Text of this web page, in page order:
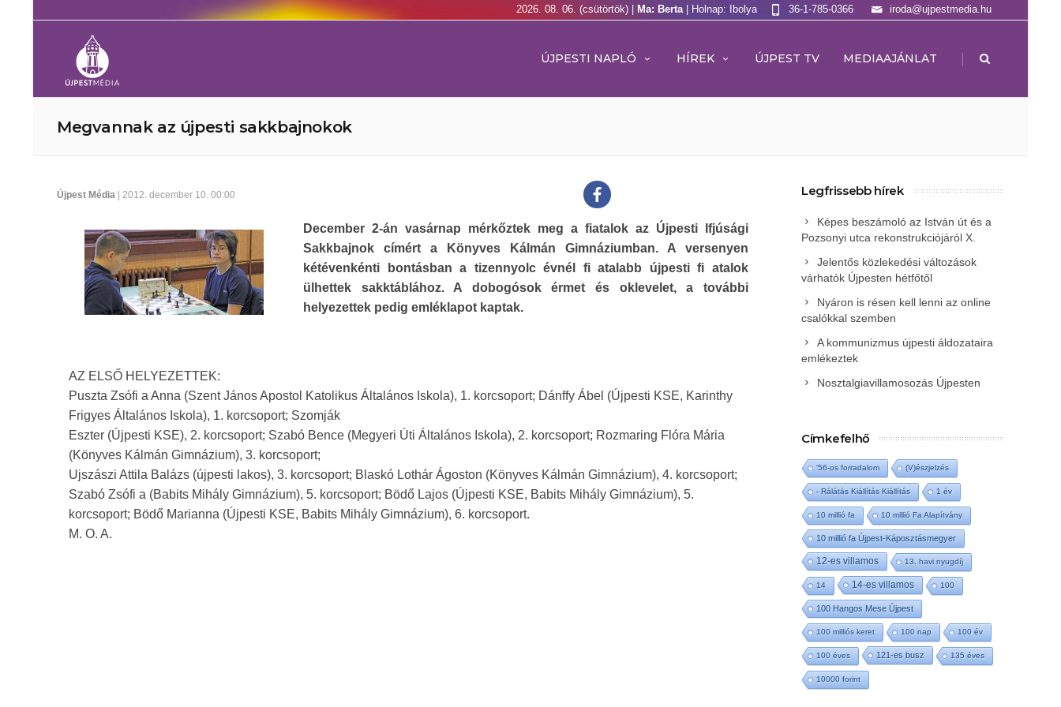
2026. 08. 06. (csütörtök) | Ma: Berta | Holnap: Ibolya iroda@ujpestmedia.hu
36-1-785-0366
ÚJPESTI NAPLÓ HÍREK ÚJPEST TV MEDIAAJÁNLAT |
Megvannak az újpesti sakkbajnokok
Újpest Média | 2012. december 10. 00:00
December 2-án vasárnap mérkőztek meg a fiatalok az Újpesti Ifjúsági
Sakkbajnok címért a Könyves Kálmán Gimnáziumban. A versenyen
kétévenkénti bontásban a tizennyolc évnél fi atalabb újpesti fi atalok
ülhettek sakktáblához. A dobogósok érmet és oklevelet, a további
helyezettek pedig emléklapot kaptak.
AZ ELSŐ HELYEZETTEK:
Puszta Zsófi a Anna (Szent János Apostol Katolikus Általános Iskola), 1. korcsoport; Dánffy Ábel (Újpesti KSE, Karinthy
Frigyes Általános Iskola), 1. korcsoport; Szomják
Eszter (Újpesti KSE), 2. korcsoport; Szabó Bence (Megyeri Úti Általános Iskola), 2. korcsoport; Rozmaring Flóra Mária
(Könyves Kálmán Gimnázium), 3. korcsoport;
Ujszászi Attila Balázs (újpesti lakos), 3. korcsoport; Blaskó Lothár Ágoston (Könyves Kálmán Gimnázium), 4. korcsoport;
Szabó Zsófi a (Babits Mihály Gimnázium), 5. korcsoport; Bödő Lajos (Újpesti KSE, Babits Mihály Gimnázium), 5.
korcsoport; Bödő Marianna (Újpesti KSE, Babits Mihály Gimnázium), 6. korcsoport.
M. O. A.
Legfrissebb hírek
Képes beszámoló az István út és a
Pozsonyi utca rekonstrukciójáról X.
Jelentős közlekedési változások
várhatók Újpesten hétfőtől
Nyáron is résen kell lenni az online
csalókkal szemben
A kommunizmus újpesti áldozataira
emlékeztek
Nosztalgiavillamosozás Újpesten
Címkefelhő
'56-os forradalom (V)észjelzés
- Rálátás Kiállítás Kiállítás 1 év
10 millió fa 10 millió Fa Alapítvány
10 millió fa Újpest-Káposztásmegyer
12-es villamos 13. havi nyugdíj
14 14-es villamos 100
100 Hangos Mese Újpest
100 milliós keret 100 nap 100 év
100 éves 121-es busz 135 éves
10000 forint